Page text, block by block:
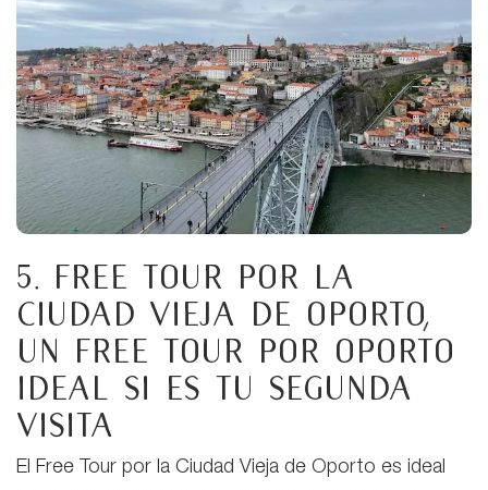
5. Free tour por la
Ciudad Vieja de Oporto,
un free tour por Oporto
ideal si es tu segunda
visita
El Free Tour por la Ciudad Vieja de Oporto es ideal